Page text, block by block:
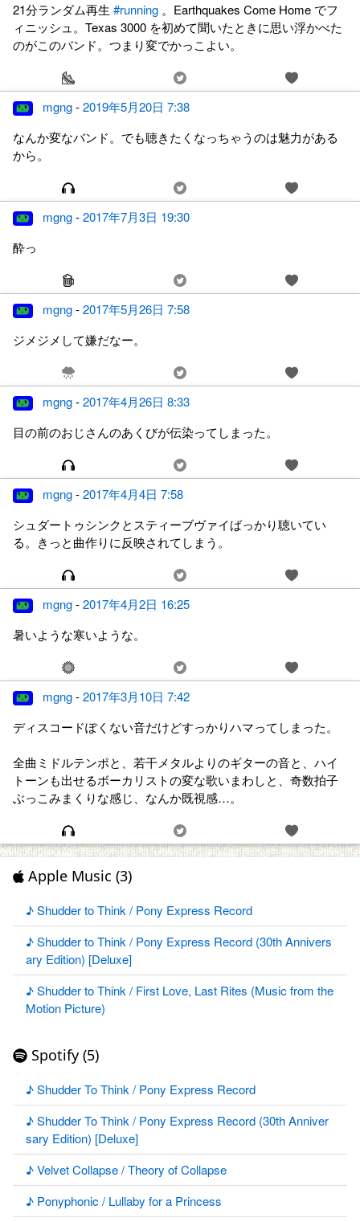
21分ランダム再生 #running 。Earthquakes Come Home でフ
ィニッシュ。Texas 3000 を初めて聞いたときに思い浮かべた
のがこのバンド。つまり変でかっこよい。
mgng-2019年5月20日 7:38
なんか変なバンド。でも聴きたくなっちゃうのは魅力がある
から。
mgng-2017年7月3日 19:30
酔っ
mgng-2017年5月26日 7:58
ジメジメして嫌だなー。
mgng-2017年4月26日 8:33
目の前のおじさんのあくびが伝染ってしまった。
mgng-2017年4月4日 7:58
シュダートゥシンクとスティーブヴァイばっかり聴いてい
る。きっと曲作りに反映されてしまう。
mgng-2017年4月2日 16:25
暑いような寒いような。
mgng-2017年3月10日 7:42
ディスコードぽくない音だけどすっかりハマってしまった。
全曲ミドルテンポと、若干メタルよりのギターの音と、ハイ
トーンも出せるボーカリストの変な歌いまわしと、奇数拍子
ぶっこみまくりな感じ、なんか既視感…。
Apple Music (3)
♪ Shudder to Think / Pony Express Record
♪ Shudder to Think / Pony Express Record (30th Annivers
ary Edition) [Deluxe]
♪ Shudder to Think / First Love, Last Rites (Music from the
Motion Picture)
Spotify (5)
♪ Shudder To Think / Pony Express Record
♪ Shudder To Think / Pony Express Record (30th Anniver
sary Edition) [Deluxe]
♪ Velvet Collapse / Theory of Collapse
♪ Ponyphonic / Lullaby for a Princess